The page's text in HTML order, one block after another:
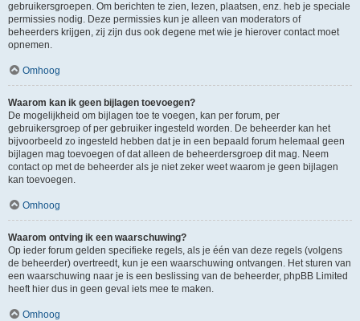
gebruikersgroepen. Om berichten te zien, lezen, plaatsen, enz. heb je speciale
permissies nodig. Deze permissies kun je alleen van moderators of
beheerders krijgen, zij zijn dus ook degene met wie je hierover contact moet
opnemen.
Omhoog
Waarom kan ik geen bijlagen toevoegen?
De mogelijkheid om bijlagen toe te voegen, kan per forum, per
gebruikersgroep of per gebruiker ingesteld worden. De beheerder kan het
bijvoorbeeld zo ingesteld hebben dat je in een bepaald forum helemaal geen
bijlagen mag toevoegen of dat alleen de beheerdersgroep dit mag. Neem
contact op met de beheerder als je niet zeker weet waarom je geen bijlagen
kan toevoegen.
Omhoog
Waarom ontving ik een waarschuwing?
Op ieder forum gelden specifieke regels, als je één van deze regels (volgens
de beheerder) overtreedt, kun je een waarschuwing ontvangen. Het sturen van
een waarschuwing naar je is een beslissing van de beheerder, phpBB Limited
heeft hier dus in geen geval iets mee te maken.
Omhoog